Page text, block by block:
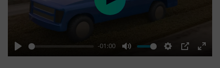
Play
-01:00
Mute Settings
PIP
Enter
Play